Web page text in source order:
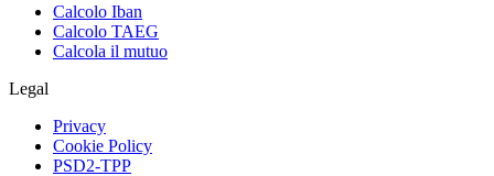
Calcolo Iban
Calcolo TAEG
Calcola il mutuo
Legal
Privacy
Cookie Policy
PSD2-TPP